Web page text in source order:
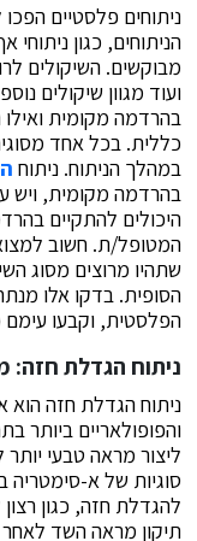
ניתוחים פלסטיים
הניתוחים, כגון ניתוחי
מבוקשים. השיקולים
ועוד מגוון שיקולים
בהרדמה מקומית
כללית. בכל אחד
במהלך הניתוח. ניתוח
בהרדמה מקומית, ויש
היכולים להתקיים
המטופל/ת. חשוב
שתהיו מרוצים מסוג
הסופית. בדקו אלו
הפלסטית, וקבעו עימם
ניתוח הגדלת חזה:
ניתוח הגדלת חזה הוא
והפופולאריים ביותר
ליצור מראה טבעי
סוגיות של א-סימטריה
להגדלת חזה, כגון
תיקון מראה השד לאחר